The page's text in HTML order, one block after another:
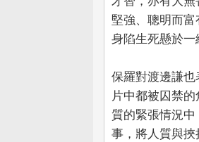
堅強、聰明而
身陷生死懸於一
保羅對渡邊謙
片中都被囚禁
質的緊張情況
事，將人質與